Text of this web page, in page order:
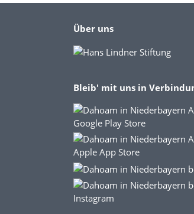
Über uns
Bleib' mit uns in